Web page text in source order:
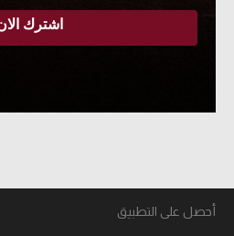
أحصل على التطبيق